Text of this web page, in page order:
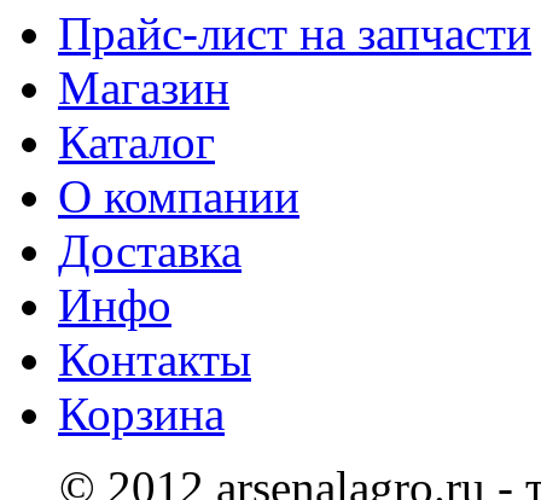
Прайс-лист на запчасти
Магазин
Каталог
О компании
Доставка
Инфо
Контакты
Корзина
© 2012 arsenalagro.ru -